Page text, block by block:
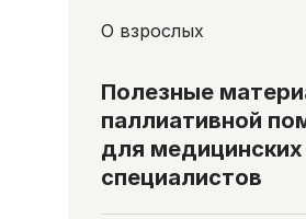
О взрослых
Полезные
паллиативной
для медицинских
специалистов